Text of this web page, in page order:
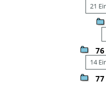
21
14